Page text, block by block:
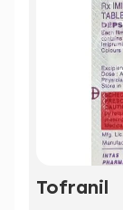
Tofranil